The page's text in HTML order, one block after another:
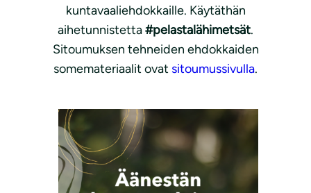
kuntavaaliehdokkaille. Käytäthän
aihetunnistetta#pelastalähimetsät.
Sitoumuksen tehneiden ehdokkaiden
somemateriaalit ovat sitoumussivulla.